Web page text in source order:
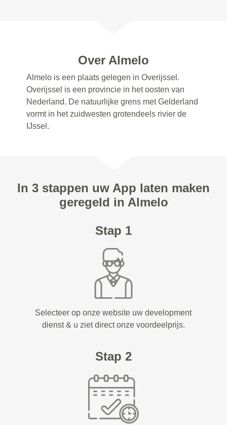
Over Almelo
Almelo is een plaats gelegen in Overijssel.
Overijssel is een provincie in het oosten van
Nederland. De natuurlijke grens met Gelderland
vormt in het zuidwesten grotendeels rivier de
IJssel.
In 3 stappen uw App laten maken
geregeld in Almelo
Stap 1
Selecteer op onze website uw development
dienst & u ziet direct onze voordeelprijs.
Stap 2